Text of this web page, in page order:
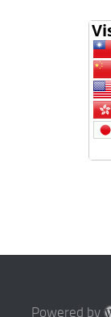
Powered by